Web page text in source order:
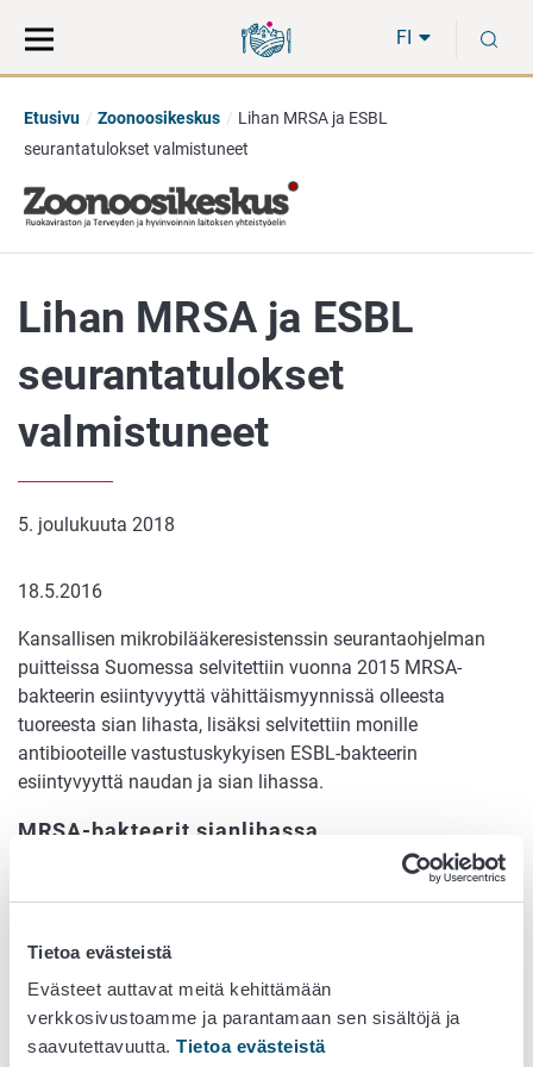
Tietoa evästeistä
Evästeet auttavat meitä kehittämään
verkkosivustoamme ja parantamaan sen sisältöjä ja
saavutettavuutta. Tietoa evästeistä
suoraan
sisältöön
koko
sivuston
FI
Etusivu Zoonoosikeskus
Lihan MRSA ja ESBL
seurantatulokset valmistuneet
Lihan MRSA ja ESBL
seurantatulokset
valmistuneet
5. joulukuuta 2018
18.5.2016
Kansallisen mikrobilääkeresistenssin seurantaohjelman
puitteissa Suomessa selvitettiin vuonna 2015 MRSA-
bakteerin esiintyvyyttä vähittäismyynnissä olleesta
tuoreesta sian lihasta, lisäksi selvitettiin monille
antibiooteille vastustuskykyisen ESBL-bakteerin
esiintyvyyttä naudan ja sian lihassa.
MRSA-bakteerit sianlihassa
Vuonna 2015 Evira tutki sianlihasta otettuja näytteitä
MRSA- eli metisilliiniresistentinStaphylococcus aureus-
sianlihassa todettiin alhaiseksi, sillä vain yksittäisissä
näytteistä (3 %) todettiin MRSA. Valtaosa tutkitusta
sianlihasta oli kotimaista alkuperää. Kaikki MRSA-kannat
kuuluivat sioilla yleisesti esiintyvään MRSA-tyyppiin